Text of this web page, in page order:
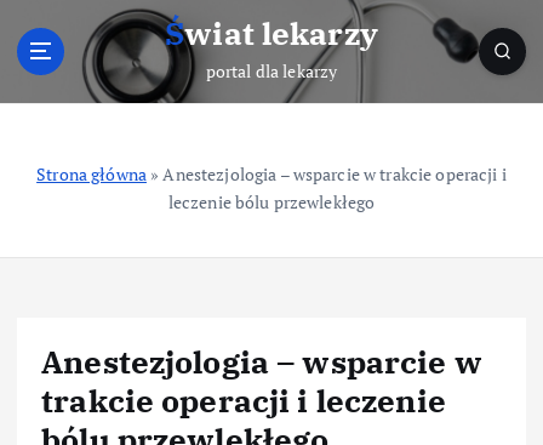
t
Świat lekarzy
portal dla lekarzy
Strona główna»Anestezjologia – wsparcie w trakcie operacji i
leczenie bólu przewlekłego
Anestezjologia – wsparcie w
trakcie operacji i leczenie